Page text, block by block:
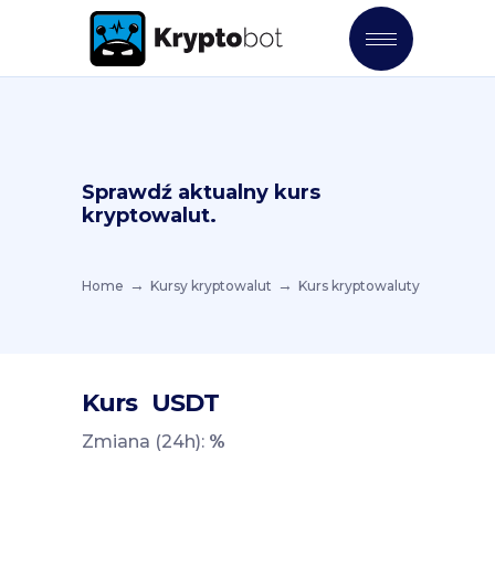
Sprawdź aktualny kurs
kryptowalut.
Home Kursy kryptowalut Kurs kryptowaluty
Kurs USDT
Zmiana (24h): %